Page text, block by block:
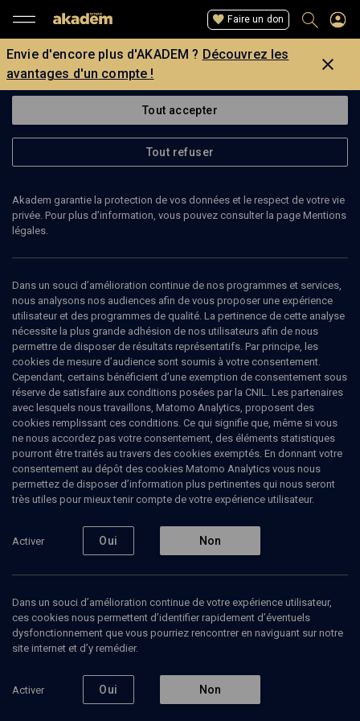
Faire un don
Envie d'encore plus d'AKADEM ? Découvrez les
avantages d'un compte !
responsable de la DILCRA
Lisa Sanchez est responsable de la surveillance des réseaux
sociaux et de l’Internet pour la Délégation interministérielle à la
lutte contre le racisme et l’antisémitisme (DILCRA). Elle a
également été chargée de la veille des réseaux sociaux au cabinet
du Premier ministre.
Ajouter Partager J’aime
Tous 1 Vidéos 1
Vidéos 1
Apprendre le racisme
en riant (4/8)
Tout accepter
Tout refuser
Akadem garantie la protection de vos données et le respect de votre vie
privée. Pour plus d’information, vous pouvez consulter la page Mentions
légales.
Dans un souci d’amélioration continue de nos programmes et services,
nous analysons nos audiences afin de vous proposer une expérience
utilisateur et des programmes de qualité. La pertinence de cette analyse
nécessite la plus grande adhésion de nos utilisateurs afin de nous
permettre de disposer de résultats représentatifs. Par principe, les
cookies de mesure d’audience sont soumis à votre consentement.
Cependant, certains bénéficient d’une exemption de consentement sous
réserve de satisfaire aux conditions posées par la CNIL. Les partenaires
avec lesquels nous travaillons, Matomo Analytics, proposent des
cookies remplissant ces conditions. Ce qui signifie que, même si vous
ne nous accordez pas votre consentement, des éléments statistiques
pourront être traités au travers des cookies exemptés. En donnant votre
consentement au dépôt des cookies Matomo Analytics vous nous
permettez de disposer d’information plus pertinentes qui nous seront
très utiles pour mieux tenir compte de votre expérience utilisateur.
Activer Oui Non
Dans un souci d’amélioration continue de votre expérience utilisateur,
ces cookies nous permettent d’identifier rapidement d’éventuels
dysfonctionnement que vous pourriez rencontrer en naviguant sur notre
site internet et d’y remédier.
Activer Oui Non